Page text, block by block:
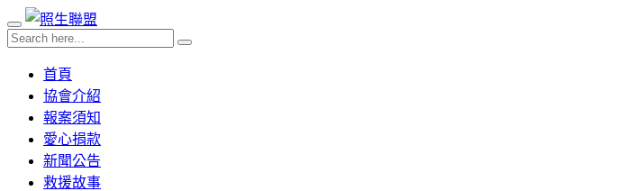
首頁
協會介紹
報案須知
愛心捐款
新聞公告
救援故事